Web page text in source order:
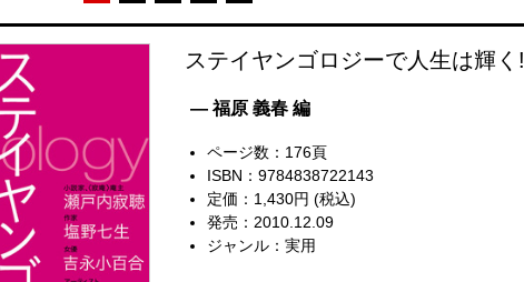
ステイヤンゴロジーで人生は輝く!
— 福原 義春 編
ページ数：176頁
ISBN：9784838722143
定価：1,430円 (税込)
発売：2010.12.09
ジャンル： 実用